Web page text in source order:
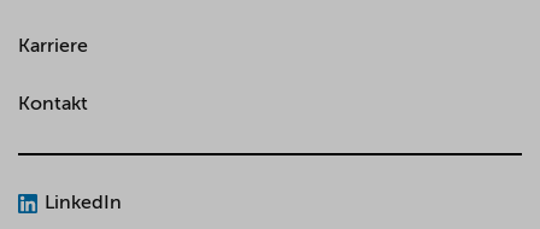
Karriere
Kontakt
LinkedIn